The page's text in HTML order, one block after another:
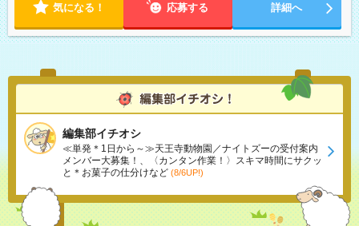
気になる！ 応募する 詳細へ
編集部イチオシ
≪単発＊1日から～≫天王寺動物園／ナイトズーの受付案内
メンバー大募集！、〈カンタン作業！〉スキマ時間にサクッ
と＊お菓子の仕分けなど (8/6UP!)